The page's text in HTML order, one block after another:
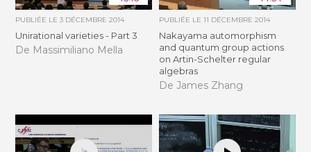
PUBLIÉE LE3 DÉCEMBRE 2014
Unirational varieties - Part 3
De Massimiliano Mella
PUBLIÉE LE 11 DÉCEMBRE 2014
Nakayama automorphism
and quantum group actions
on Artin-Schelter regular
algebras
De James Zhang